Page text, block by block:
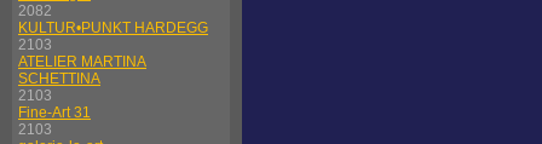
2082
KULTUR•PUNKT HARDEGG
2103
ATELIER MARTINA
SCHETTINA
2103
Fine-Art 31
2103